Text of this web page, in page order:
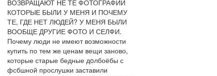
ВОЗВРАЩАЮТ НЕ ТЕ ФОТОГРАФИИ
КОТОРЫЕ БЫЛИ У МЕНЯ И ПОЧЕМУ
ТЕ, ГДЕ НЕТ ЛЮДЕЙ? У МЕНЯ БЫЛИ
ВООБЩЕ ДРУГИЕ ФОТО И СЕЛФИ.
Почему люди не имеют возможности
купить по тем же ценам вещи заново,
которые старые бедные дoлбоёбы с
фсбшной прослушки заставили